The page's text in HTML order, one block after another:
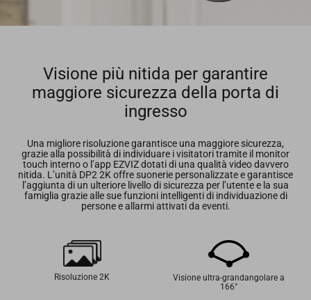
Visione più nitida per garantire
maggiore sicurezza della porta di
ingresso
Una migliore risoluzione garantisce una maggiore sicurezza,
grazie alla possibilità di individuare i visitatori tramite il monitor
touch interno o l’app EZVIZ dotati di una qualità video davvero
nitida. L’unità DP2 2K offre suonerie personalizzate e garantisce
l’aggiunta di un ulteriore livello di sicurezza per l’utente e la sua
famiglia grazie alle sue funzioni intelligenti di individuazione di
persone e allarmi attivati da eventi.
Risoluzione 2K
Visione ultra-grandangolare a
166°